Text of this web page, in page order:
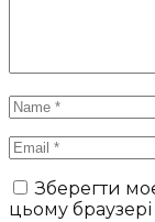
Зберегти
цьому